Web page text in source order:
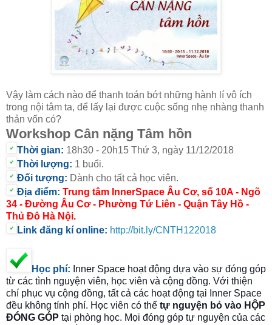
Vậy làm cách nào để thanh toán bớt những hành lí vô ích
trong nội tâm ta, để lấy lại được cuộc sống nhẹ nhàng thanh
thản vốn có?
Workshop Cân nặng Tâm hồn
Thời gian: 18h30 - 20h15 Thứ 3, ngày 11/12/2018
Thời lượng: 1 buổi.
Đối tượng: Dành cho tất cả học viên.
Địa điểm: Trung tâm InnerSpace Âu Cơ, số 10A - Ngõ
34 - Đường Âu Cơ - Phường Tứ Liên - Quận Tây Hồ -
Thủ Đô Hà Nội.
Link đăng kí online: http://bit.ly/CNTH122018
Học phí: Inner Space hoạt động dựa vào sự đóng góp
từ các tình nguyện viên, học viên và cộng đồng. Với thiện
chí phục vụ cộng đồng, tất cả các hoạt động tại Inner Space
đều không tính phí. Học viên có thể tự nguyện bỏ vào HỘP
ĐÓNG GÓP tại phòng học. Mọi đóng góp tự nguyện của các